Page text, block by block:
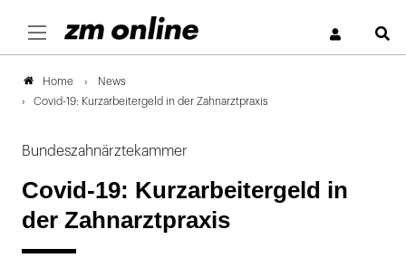
Home
News
Covid-19: Kurzarbeitergeld in der Zahnarztpraxis
Bundeszahnärztekammer
Covid-19: Kurzarbeitergeld in
der Zahnarztpraxis